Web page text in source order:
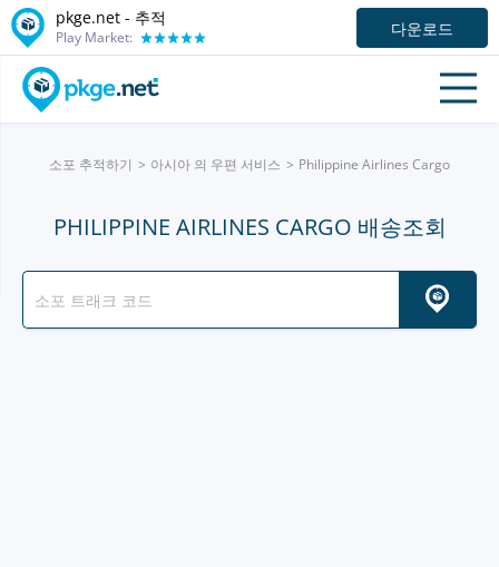
pkge.net - 추적
Play Market: 다운로드
소포 추적하기 아시아 의 우편 서비스 Philippine Airlines Cargo
PHILIPPINE AIRLINES CARGO 배송조회